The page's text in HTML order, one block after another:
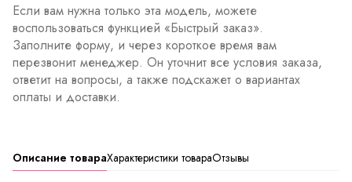
Если вам нужна только эта модель, можете
воспользоваться функцией «Быстрый заказ».
Заполните форму, и через короткое время вам
перезвонит менеджер. Он уточнит все условия заказа,
ответит на вопросы, а также подскажет о вариантах
оплаты и доставки.
Описание товараХарактеристики товараОтзывы